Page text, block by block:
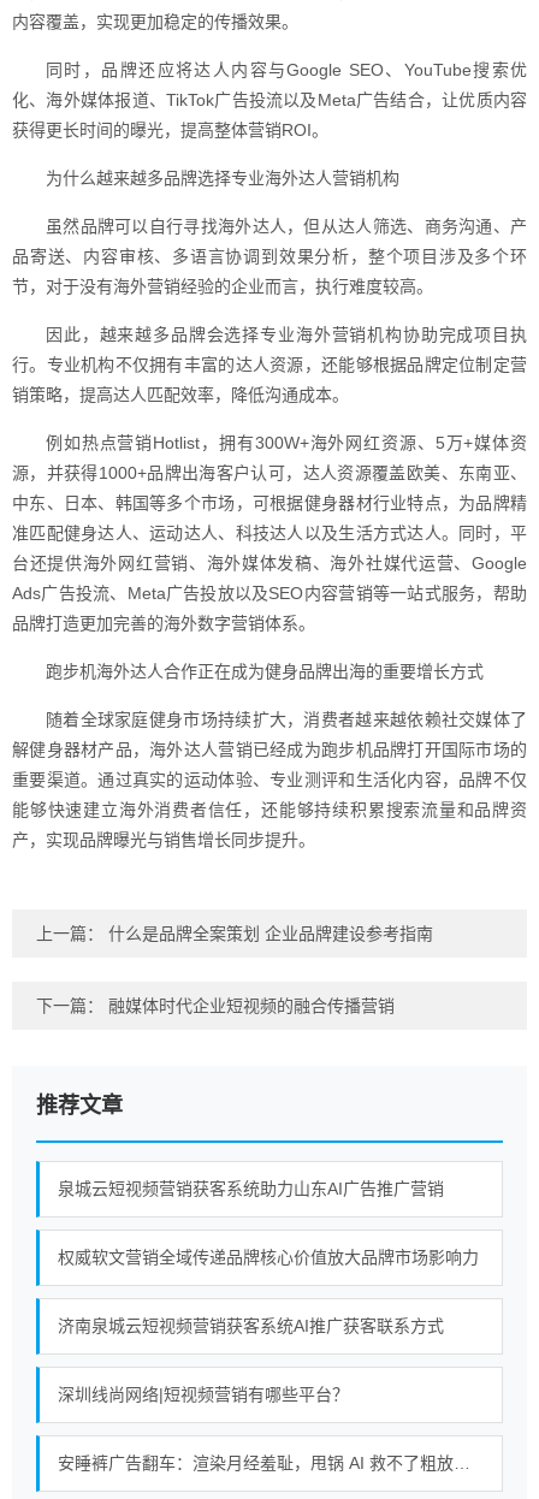
内容覆盖，实现更加稳定的传播效果。
同时，品牌还应将达人内容与Google SEO、YouTube搜索优
化、海外媒体报道、TikTok广告投流以及Meta广告结合，让优质内容
获得更长时间的曝光，提高整体营销ROI。
为什么越来越多品牌选择专业海外达人营销机构
虽然品牌可以自行寻找海外达人，但从达人筛选、商务沟通、产
品寄送、内容审核、多语言协调到效果分析，整个项目涉及多个环
节，对于没有海外营销经验的企业而言，执行难度较高。
因此，越来越多品牌会选择专业海外营销机构协助完成项目执
行。专业机构不仅拥有丰富的达人资源，还能够根据品牌定位制定营
销策略，提高达人匹配效率，降低沟通成本。
例如热点营销Hotlist，拥有300W+海外网红资源、5万+媒体资
源，并获得1000+品牌出海客户认可，达人资源覆盖欧美、东南亚、
中东、日本、韩国等多个市场，可根据健身器材行业特点，为品牌精
准匹配健身达人、运动达人、科技达人以及生活方式达人。同时，平
台还提供海外网红营销、海外媒体发稿、海外社媒代运营、Google
Ads广告投流、Meta广告投放以及SEO内容营销等一站式服务，帮助
品牌打造更加完善的海外数字营销体系。
跑步机海外达人合作正在成为健身品牌出海的重要增长方式
随着全球家庭健身市场持续扩大，消费者越来越依赖社交媒体了
解健身器材产品，海外达人营销已经成为跑步机品牌打开国际市场的
重要渠道。通过真实的运动体验、专业测评和生活化内容，品牌不仅
能够快速建立海外消费者信任，还能够持续积累搜索流量和品牌资
产，实现品牌曝光与销售增长同步提升。
上一篇： 什么是品牌全案策划 企业品牌建设参考指南
下一篇： 融媒体时代企业短视频的融合传播营销
推荐文章
泉城云短视频营销获客系统助力山东AI广告推广营销
权威软文营销全域传递品牌核心价值放大品牌市场影响力
济南泉城云短视频营销获客系统AI推广获客联系方式
深圳线尚网络|短视频营销有哪些平台？